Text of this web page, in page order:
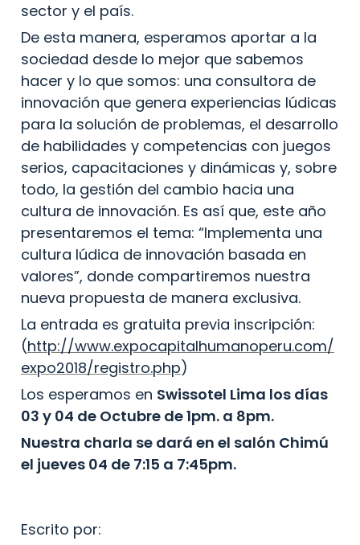
sector y el país.
De esta manera, esperamos aportar a la
sociedad desde lo mejor que sabemos
hacer y lo que somos: una consultora de
innovación que genera experiencias lúdicas
para la solución de problemas, el desarrollo
de habilidades y competencias con juegos
serios, capacitaciones y dinámicas y, sobre
todo, la gestión del cambio hacia una
cultura de innovación. Es así que, este año
presentaremos el tema: “Implementa una
cultura lúdica de innovación basada en
valores”, donde compartiremos nuestra
nueva propuesta de manera exclusiva.
La entrada es gratuita previa inscripción:
(http://www.expocapitalhumanoperu.com/
expo2018/registro.php)
Los esperamos en Swissotel Lima los días
03 y 04 de Octubre de 1pm. a 8pm.
Nuestra charla se dará en el salón Chimú
el jueves 04 de 7:15 a 7:45pm.
Escrito por: